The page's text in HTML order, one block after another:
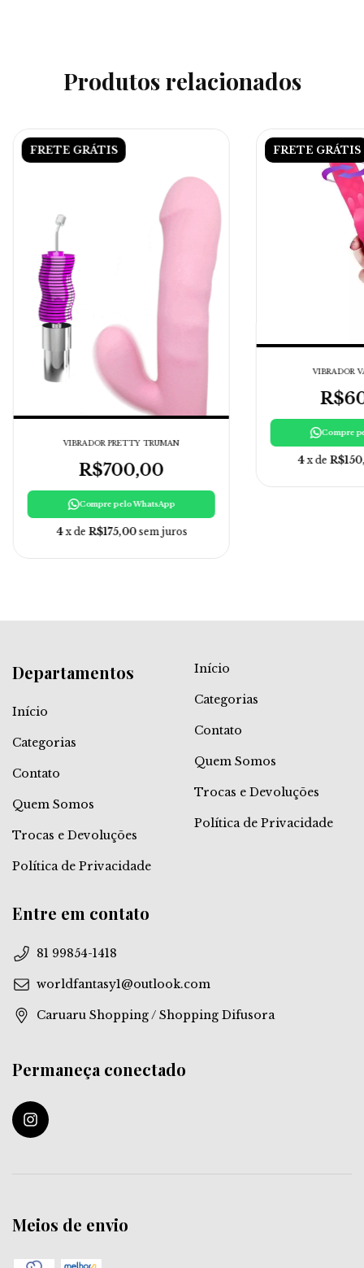
Produtos relacionados
FRETE GRÁTIS
VIBRADOR PRETTY TRUMAN
R$700,00
Compre pelo WhatsApp
4 x de R$175,00 sem juros
FRETE GRÁTIS
VIBRADOR
Compre
4 x de
Departamentos
Início
Categorias
Contato
Quem Somos
Trocas e Devoluções
Política de Privacidade
Início
Categorias
Contato
Quem Somos
Trocas e Devoluções
Política de Privacidade
Entre em contato
81 99854-1418
worldfantasy1@outlook.com
Caruaru Shopping / Shopping Difusora
Permaneça conectado
Meios de envio